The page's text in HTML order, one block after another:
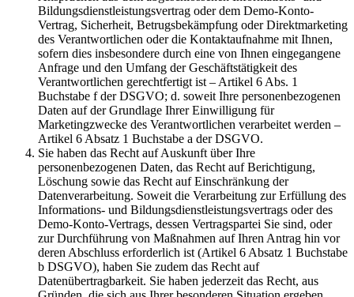
Bildungsdienstleistungsvertrag oder dem Demo-Konto-
Vertrag, Sicherheit, Betrugsbekämpfung oder Direktmarketing
des Verantwortlichen oder die Kontaktaufnahme mit Ihnen,
sofern dies insbesondere durch eine von Ihnen eingegangene
Anfrage und den Umfang der Geschäftstätigkeit des
Verantwortlichen gerechtfertigt ist – Artikel 6 Abs. 1
Buchstabe f der DSGVO; d. soweit Ihre personenbezogenen
Daten auf der Grundlage Ihrer Einwilligung für
Marketingzwecke des Verantwortlichen verarbeitet werden –
Artikel 6 Absatz 1 Buchstabe a der DSGVO.
Sie haben das Recht auf Auskunft über Ihre
personenbezogenen Daten, das Recht auf Berichtigung,
Löschung sowie das Recht auf Einschränkung der
Datenverarbeitung. Soweit die Verarbeitung zur Erfüllung des
Informations- und Bildungsdienstleistungsvertrags oder des
Demo-Konto-Vertrags, dessen Vertragspartei Sie sind, oder
zur Durchführung von Maßnahmen auf Ihren Antrag hin vor
deren Abschluss erforderlich ist (Artikel 6 Absatz 1 Buchstabe
b DSGVO), haben Sie zudem das Recht auf
Datenübertragbarkeit. Sie haben jederzeit das Recht, aus